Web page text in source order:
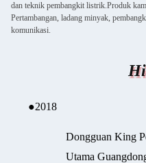
dan teknik pembangkit listrik.Produk
Pertambangan, ladang minyak,
komunikasi.
●2018
Dongguan King
Utama